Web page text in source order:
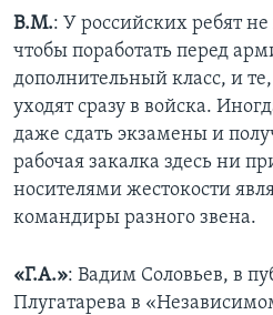
В.М.: У российских ребят
чтобы поработать перед
дополнительный класс, и
уходят сразу в войска.
даже сдать экзамены и
рабочая закалка здесь ни
носителями жестокости
командиры разного звена.
«Г.А.»: Вадим Соловьев, в
Плугатарева в